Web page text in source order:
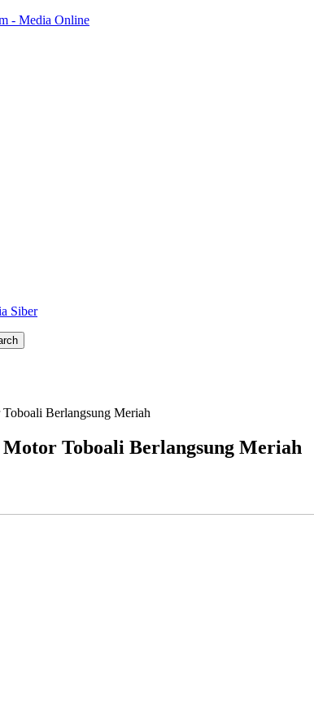
- Media Online
Siber
Berlangsung Meriah
Toboali Berlangsung Meriah